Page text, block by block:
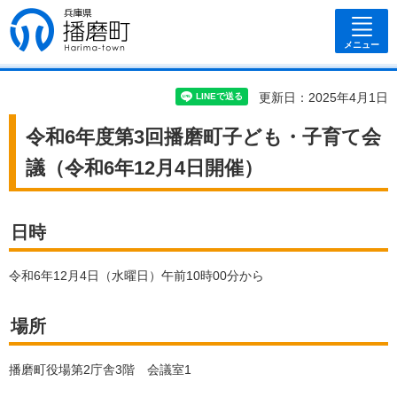
兵庫県 播磨
町
メニュー
更新日：2025年4月1日
令和6年度第3回播磨町子ども・子育て会
議（令和6年12月4日開催）
日時
令和6年12月4日（水曜日）午前10時00分から
場所
播磨町役場第2庁舎3階 会議室1